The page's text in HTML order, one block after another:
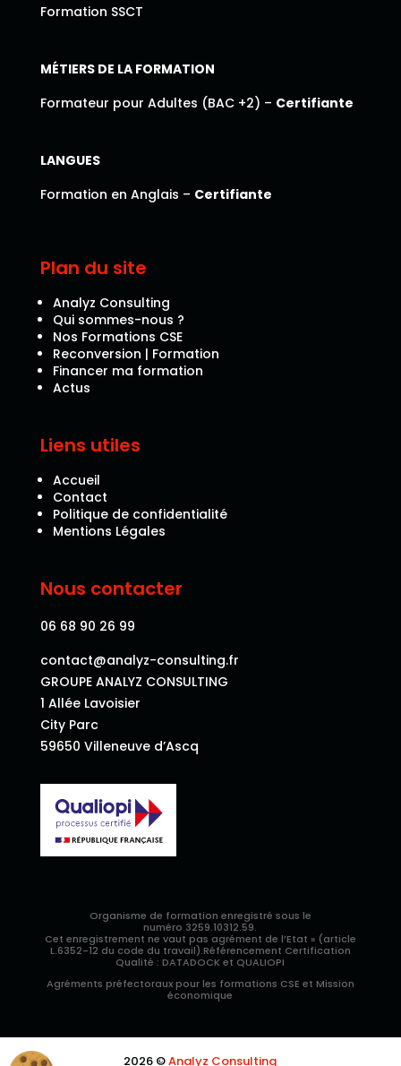
Formation SSCT
MÉTIERS DE LA FORMATION
Formateur pour Adultes (BAC +2) – Certifiante
LANGUES
Formation en Anglais – Certifiante
Plan du site
Analyz Consulting
Qui sommes-nous ?
Nos Formations CSE
Reconversion | Formation
Financer ma formation
Actus
Liens utiles
Accueil
Contact
Politique de confidentialité
Mentions Légales
Nous contacter
06 68 90 26 99
contact@analyz-consulting.fr
GROUPE ANALYZ CONSULTING
1 Allée Lavoisier
City Parc
59650 Villeneuve d’Ascq
Organisme de formation enregistré sous le
numéro 3259.10312.59.
Cet enregistrement ne vaut pas agrément de l’Etat » (article
L.6352-12 du code du travail).Référencement Certification
Qualité : DATADOCK et QUALIOPI
Agréments préfectoraux pour les formations CSE et Mission
économique
2026 ©Analyz Consulting